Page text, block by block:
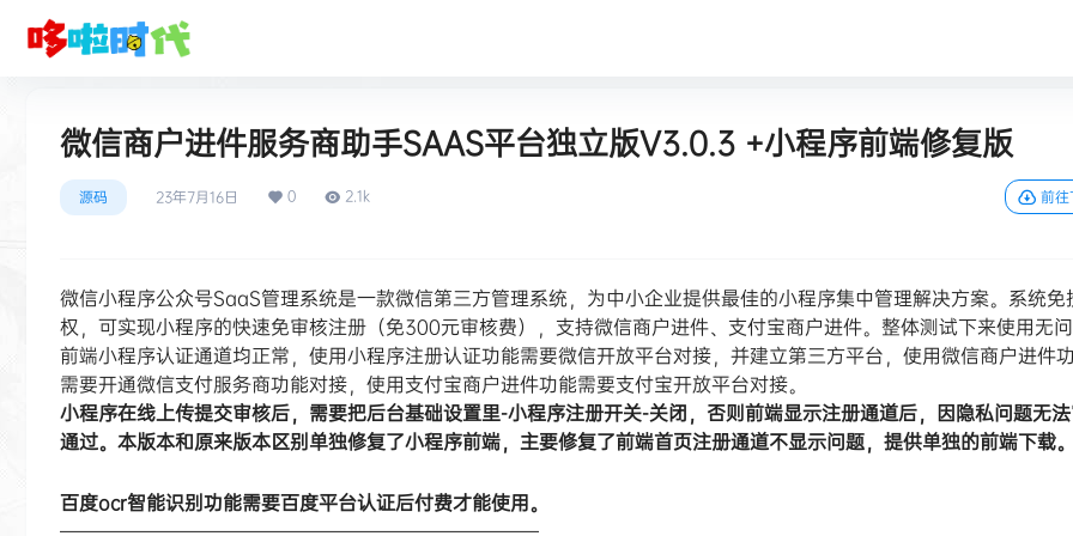
微信商户进件服务商助手SAAS平台独立版V3.0.3 +小程序前端修复版
源码 23年7月16日 0 2.1k 前往
微信小程序公众号SaaS管理系统是一款微信第三方管理系统，为中小企业提供最佳的小程序集中管理解决方案。系统免
权，可实现小程序的快速免审核注册（免300元审核费），支持微信商户进件、支付宝商户进件。整体测试下来使用无
前端小程序认证通道均正常，使用小程序注册认证功能需要微信开放平台对接，并建立第三方平台，使用微信商户进件
需要开通微信支付服务商功能对接，使用支付宝商户进件功能需要支付宝开放平台对接。
小程序在线上传提交审核后，需要把后台基础设置里-小程序注册开关-关闭，否则前端显示注册通道后，因隐私问题无
通过。本版本和原来版本区别单独修复了小程序前端，主要修复了前端首页注册通道不显示问题，提供单独的前端下载
百度ocr智能识别功能需要百度平台认证后付费才能使用。